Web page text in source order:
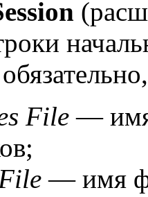
File— имя
File— имя